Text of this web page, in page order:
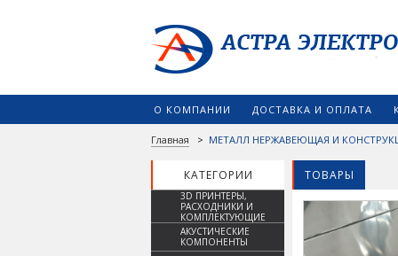
О КОМПАНИИ ДОСТАВКА И ОПЛАТА
Главная > МЕТАЛЛ НЕРЖАВЕЮЩАЯ И
КАТЕГОРИИ ТОВАРЫ
3D ПРИНТЕРЫ,
РАСХОДНИКИ И
КОМПЛЕКТУЮЩИЕ
АКУСТИЧЕСКИЕ
КОМПОНЕНТЫ